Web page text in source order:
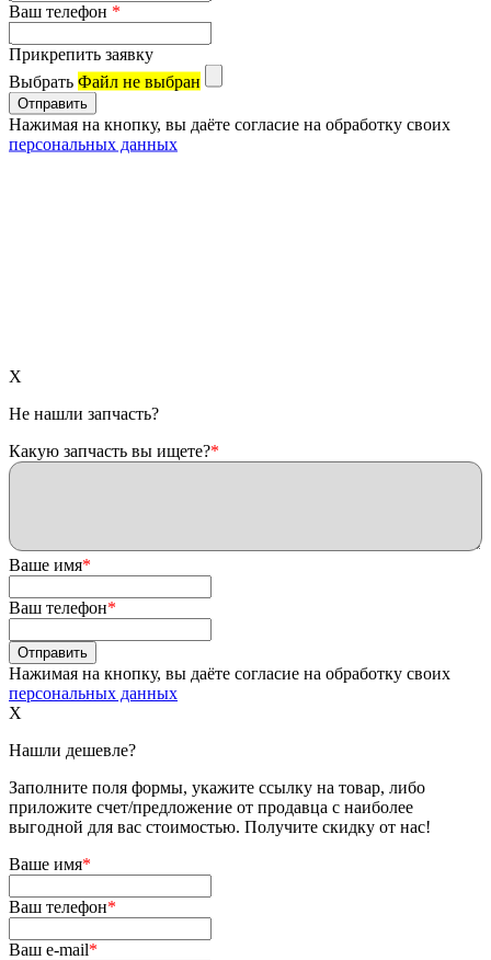
Ваш телефон *
Прикрепить заявку
Выбрать Файл не выбран
Нажимая на кнопку, вы даёте согласие на обработку своих
персональных данных
X
Не нашли запчасть?
Какую запчасть вы ищете?*
Ваше имя*
Ваш телефон*
Нажимая на кнопку, вы даёте согласие на обработку своих
персональных данных
X
Нашли дешевле?
Заполните поля формы, укажите ссылку на товар, либо
приложите счет/предложение от продавца с наиболее
выгодной для вас стоимостью. Получите скидку от нас!
Ваше имя*
Ваш телефон*
Ваш e-mail*